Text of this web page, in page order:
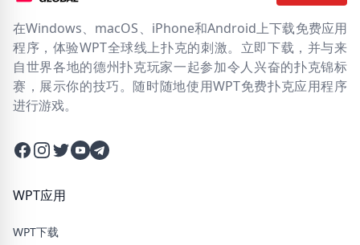
在Windows、macOS、iPhone和Android上下载免费应用
程序，体验WPT全球线上扑克的刺激。立即下载，并与来
自世界各地的德州扑克玩家一起参加令人兴奋的扑克锦标
赛，展示你的技巧。随时随地使用WPT免费扑克应用程序
进行游戏。
Facebook
Instagram
Twitter
Twitter
Twitter
WPT应用
WPT下载